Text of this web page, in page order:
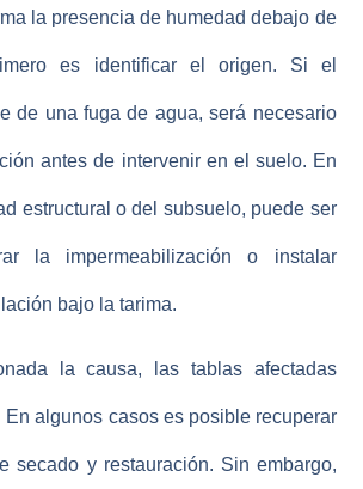
la presencia de humedad debajo de
es identificar el origen. Si el
de una fuga de agua, será necesario
antes de intervenir en el suelo. En
estructural o del subsuelo, puede ser
la impermeabilización o instalar
bajo la tarima.
la causa, las tablas afectadas
En algunos casos es posible recuperar
secado y restauración. Sin embargo,